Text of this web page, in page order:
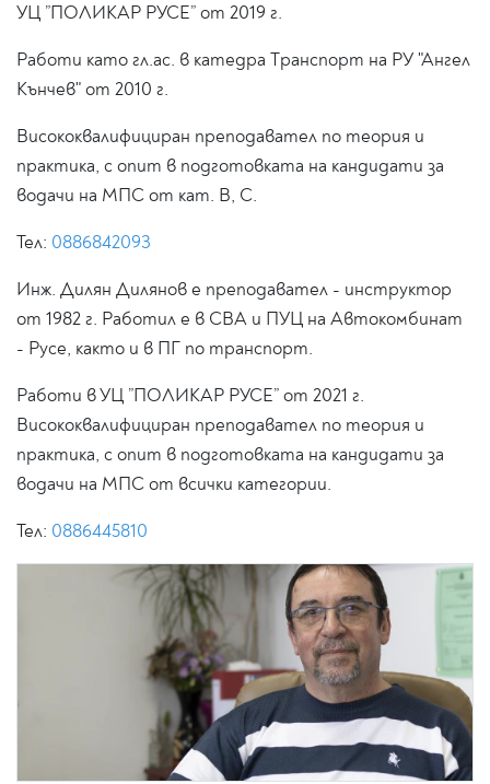
УЦ ”ПОЛИКАР РУСЕ” от 2019 г.
Работи като гл.ас. в катедра Транспорт на РУ "Ангел
Кънчев" от 2010 г.
Висококвалифициран преподавател по теория и
практика, с опит в подготовката на кандидати за
водачи на МПС от кат. В, С.
Тел: 0886842093
Инж. Дилян Дилянов е преподавател - инструктор
от 1982 г. Работил е в СВА и ПУЦ на Автокомбинат
- Русе, както и в ПГ по транспорт.
Работи в УЦ ”ПОЛИКАР РУСЕ” от 2021 г.
Висококвалифициран преподавател по теория и
практика, с опит в подготовката на кандидати за
водачи на МПС от всички категории.
Тел: 0886445810